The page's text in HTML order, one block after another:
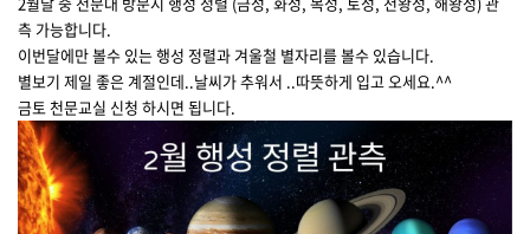
측 가능합니다.
이번달에만 볼수 있는 행성 정렬과 겨울철 별자리를 볼수 있습니다.
별보기 제일 좋은 계절인데..날씨가 추워서 ..따뜻하게 입고 오세요.^^
금토 천문교실 신청 하시면 됩니다.